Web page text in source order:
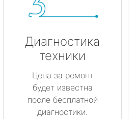
Диагностика
техники
Цена за ремонт
будет известна
после бесплатной
диагностики.